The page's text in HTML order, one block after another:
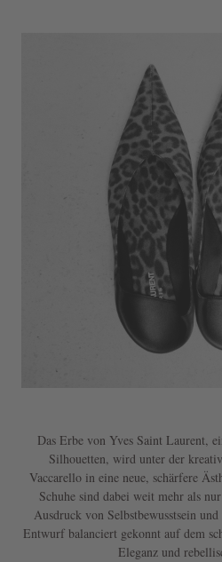
Das Erbe von Yves Saint Laurent,
Silhouetten, wird unter der
Vaccarello in eine neue, schärfere
Schuhe sind dabei weit mehr als
Ausdruck von Selbstbewusstsein
Entwurf balanciert gekonnt auf dem
Eleganz und